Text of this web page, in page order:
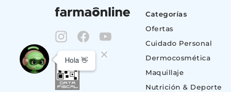
Categorías
Ofertas
Cuidado Personal
Dermocosmética
Maquillaje
Nutrición & Deporte